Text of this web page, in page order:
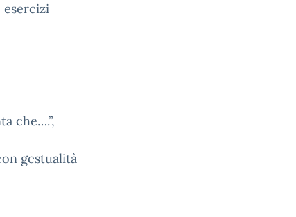
esercizi
che….”,
gestualità